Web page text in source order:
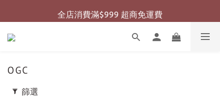
全店消費滿$999 超商免運費
全店消費滿$999 超商免運費
全店消費滿$2000 宅配免運費
OGC
篩選